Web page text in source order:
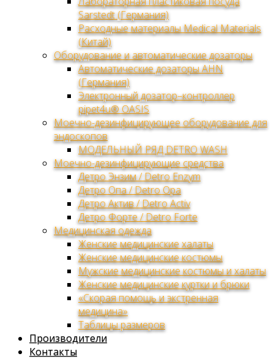
Sarstedt (Германия)
Расходные материалы Medical Materials
(Китай)
Оборудование и автоматические дозаторы
Автоматические дозаторы AHN
(Германия)
Электронный дозатор–контроллер
pipet4u® OASIS
Моечно-дезинфицирующее оборудование для
эндоскопов
МОДЕЛЬНЫЙ РЯД DETRO WASH
Моечно-дезинфицирующие средства
Детро Энзим / Detro Enzym
Детро Опа / Detro Opa
Детро Актив / Detro Activ
Детро Форте / Detro Forte
Медицинская одежда
Женские медицинские халаты
Женские медицинские костюмы
Мужские медицинские костюмы и халаты
Женские медицинские куртки и брюки
«Скорая помощь и экстренная
медицина»
Таблицы размеров
Производители
Контакты